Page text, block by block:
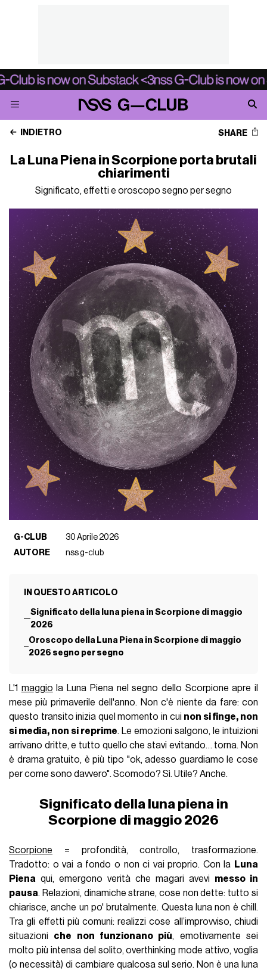
INDIETRO SHARE
La Luna Piena in Scorpione porta brutali
chiarimenti
Significato, effetti e oroscopo segno per segno
G-CLUB
30 Aprile 2026
AUTORE
nss g-club
IN QUESTO ARTICOLO
Significato della luna piena in Scorpione di maggio
2026
Oroscopo della Luna Piena in Scorpione di maggio
2026 segno per segno
L'1 maggio la Luna Piena nel segno dello Scorpione apre il
mese più primaverile dell'anno. Non c'è niente da fare: con
questo transito inizia quel momento in cui non si finge, non
si media, non si reprime. Le emozioni salgono, le intuizioni
arrivano dritte, e tutto quello che stavi evitando… torna. Non
è drama gratuito, è più tipo "ok, adesso guardiamo le cose
per come sono davvero". Scomodo? Sì. Utile? Anche.
Significato della luna piena in
Scorpione di maggio 2026
Scorpione = profondità, controllo, trasformazione.
Tradotto: o vai a fondo o non ci vai proprio. Con la Luna
Piena qui, emergono verità che magari avevi messo in
pausa. Relazioni, dinamiche strane, cose non dette: tutto si
chiarisce, anche un po' brutalmente. Questa luna non è chill.
Tra gli effetti più comuni: realizzi cose all’improvviso, chiudi
situazioni che non funzionano più, emotivamente sei
molto più intensa del solito, overthinking mode attivo, voglia
(o necessità) di cambiare qualcosa sul serio. Non è una luna